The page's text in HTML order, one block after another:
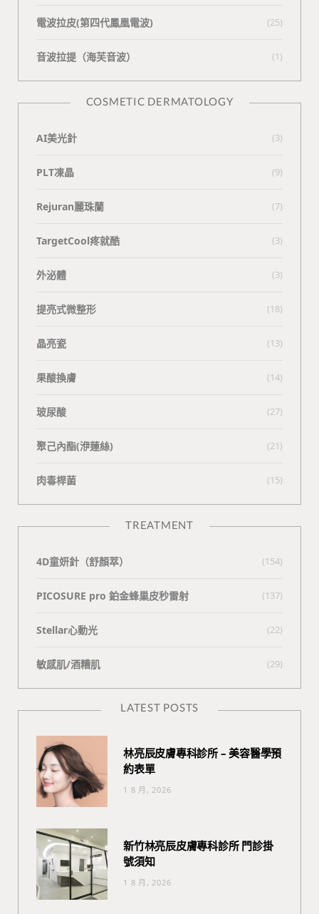
電波拉皮(第四代鳳凰電波) (25)
⾳波拉提（海芙⾳波） (1)
COSMETIC DERMATOLOGY
AI美光針 (3)
PLT凍晶 (9)
Rejuran麗珠蘭 (7)
TargetCool疼就酷 (3)
外泌體 (3)
提亮式微整形 (18)
晶亮瓷 (13)
果酸換膚 (14)
玻尿酸 (27)
聚己內酯(洢蓮絲) (21)
肉毒桿菌 (15)
TREATMENT
4D童妍針（舒顏萃） (154)
PICOSURE pro 鉑金蜂巢皮秒雷射 (137)
Stellar心動光 (22)
敏感肌/酒糟肌 (29)
LATEST POSTS
林亮辰皮膚專科診所 – 美容醫學預
約表單
1 8 月, 2026
新竹林亮辰皮膚專科診所 門診掛
號須知
1 8 月, 2026